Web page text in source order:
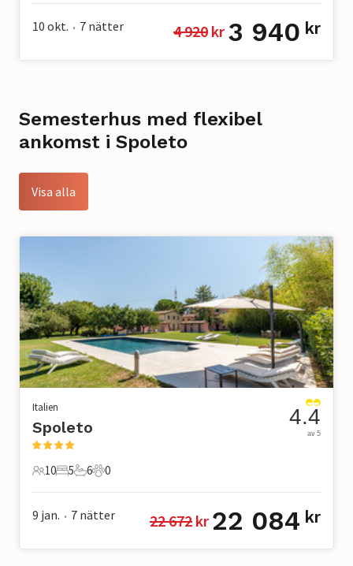
10 okt. • 7 nätter 4 920 kr 3 940 kr
Semesterhus med flexibel
ankomst i Spoleto
Visa alla
Italien
Spoleto
10 Gäster
10
5 Sovrum
5
6 Badrum
6
0 Husdjur
0
4.4
av 5
9 jan. • 7 nätter 22 672 kr 22 084 kr